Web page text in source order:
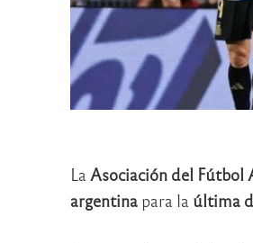
La Asociación del Fútbol
argentina para la última